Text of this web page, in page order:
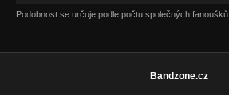
Čarodejnice
Krouhačky zelí
Podobnost se určuje podle počtu společných fanoušků.
Bandzone.cz